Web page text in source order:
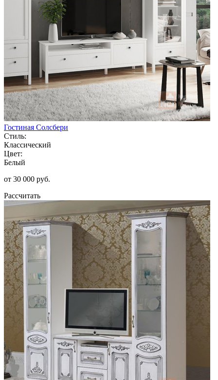
Гостиная Солсбери
Стиль:
Классический
Цвет:
Белый
от 30 000 руб.
Рассчитать